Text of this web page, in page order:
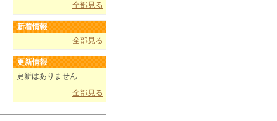
全部見る
新着情報
全部見る
更新情報
更新はありません
全部見る